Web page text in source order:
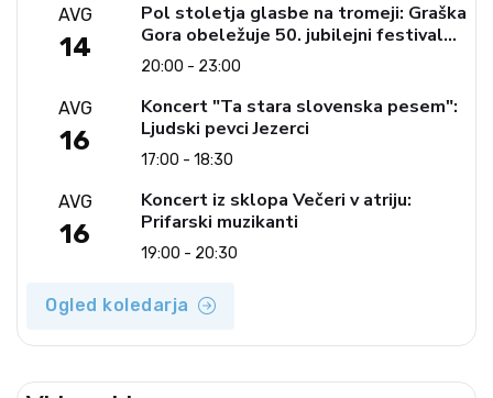
AVG
14
Pol stoletja glasbe na tromeji: Graška
Gora obeležuje 50. jubilejni festival
narodno-zabavne glasbe
20:00 - 23:00
AVG
16
Koncert "Ta stara slovenska pesem":
Ljudski pevci Jezerci
17:00 - 18:30
AVG
16
Koncert iz sklopa Večeri v atriju:
Prifarski muzikanti
19:00 - 20:30
Ogled koledarja